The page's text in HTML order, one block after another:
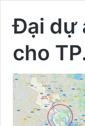
Đại dự
cho